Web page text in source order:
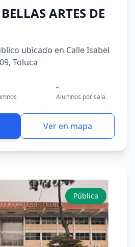
ARTES DE
ubicado en Calle Isabel
Toluca
-
Alumnos por sala
Ver en mapa
Pública